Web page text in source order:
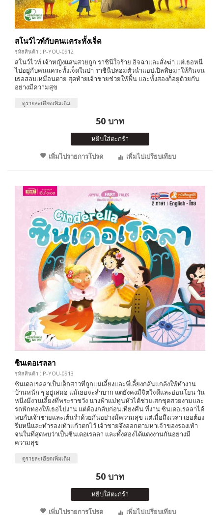
สโนว์ไวท์กับคนแคระทั้งเจ็ด
รหัสสินค้า : P-YOU-0912
สโนว์ไวท์ เจ้าหญิงแสนสวยถูก ราชินีใจร้าย อิจฉาและสั่งฆ่า แต่เธอหนี
ไปอยู่กับคนแคระทั้งเจ็ดในป่า ราชินีปลอมตัวนำแอปเปิลพิษมาให้กินจน
เธอสลบเหมือนตาย สุดท้ายเจ้าชายช่วยให้ฟื้น และทั้งสองก็อยู่ด้วยกัน
อย่างมีความสุข
ดูรายละเอียดเพิ่มเติม
50 บาท
หยิบใส่ตะกร้า
เพิ่มไปรายการโปรด
เพิ่มไปเปรียบเทียบ
ซินเดอเรลลา
รหัสสินค้า : P-YOU-0913
ซินเดอเรลลาเป็นเด็กสาวที่ถูกแม่เลี้ยงและพี่เลี้ยงกลั่นแกล้งให้ทำงาน
บ้านหนัก ๆ อยู่เสมอ แม้เธอจะลำบาก แต่ยังคงมีจิตใจดีและอ่อนโยน วัน
หนึ่งมีงานเลี้ยงที่พระราชวัง นางฟ้าแม่ทูนหัวได้ช่วยเสกชุดสวยงามและ
รถฟักทองให้เธอไปงาน แต่ต้องกลับก่อนเที่ยงคืน ที่งาน ซินเดอเรลลาได้
พบกับเจ้าชายและเต้นรำด้วยกันอย่างมีความสุข แต่เมื่อถึงเวลา เธอต้อง
รีบหนีและทำรองเท้าแก้วตกไว้ เจ้าชายจึงออกตามหาเจ้าของรองเท้า
จนในที่สุดพบว่าเป็นซินเดอเรลลา และทั้งสองได้แต่งงานกันอย่างมี
ความสุข
ดูรายละเอียดเพิ่มเติม
50 บาท
หยิบใส่ตะกร้า
เพิ่มไปรายการโปรด
เพิ่มไปเปรียบเทียบ